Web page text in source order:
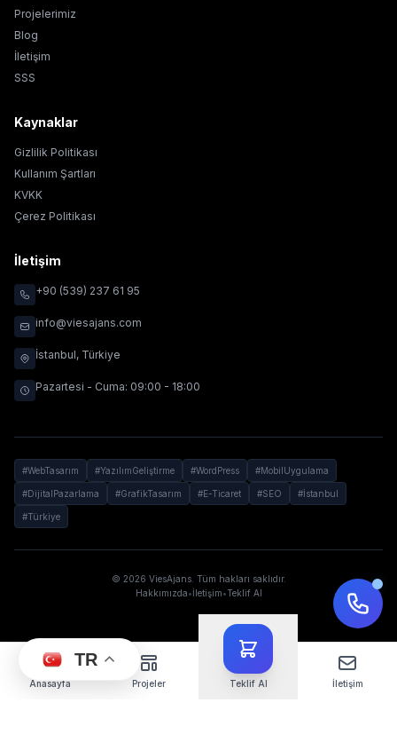
Projelerimiz
Blog
İletişim
SSS
Kaynaklar
Gizlilik Politikası
Kullanım Şartları
KVKK
Çerez Politikası
İletişim
+90 (539) 237 61 95
info@viesajans.com
İstanbul, Türkiye
Pazartesi - Cuma: 09:00 - 18:00
#WebTasarım #YazılımGeliştirme #WordPress #MobilUygulama
#DijitalPazarlama #GrafikTasarım #E-Ticaret #SEO #İstanbul
#Türkiye
© 2026 ViesAjans. Tüm hakları saklıdır.
Hakkımızda•İletişim•Teklif Al
Anasayfa Projeler Teklif Al İletişim
TR